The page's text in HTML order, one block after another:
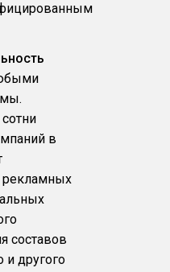
в
рекламных
составов
и другого